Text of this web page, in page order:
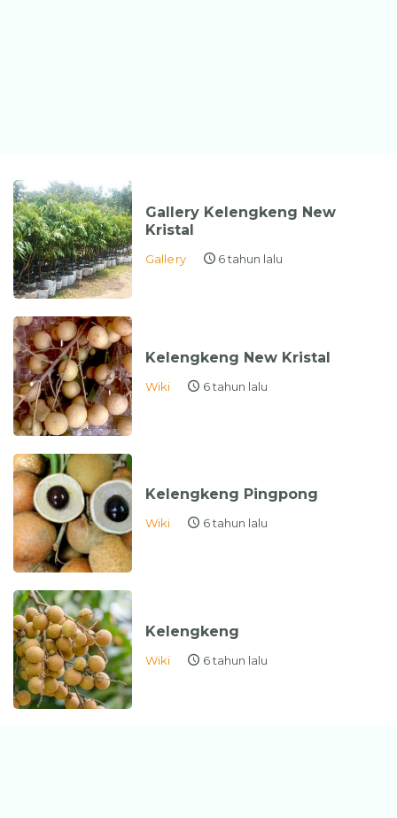
Gallery Kelengkeng New
Kristal
Gallery 6 tahun lalu
Kelengkeng New Kristal
Wiki 6 tahun lalu
Kelengkeng Pingpong
Wiki 6 tahun lalu
Kelengkeng
Wiki 6 tahun lalu